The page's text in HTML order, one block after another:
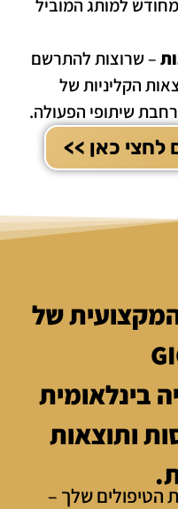
למותג המוביל
– שרוצות להתרשם
הקליניות של
שיתופי הפעולה.
כאן >>
של
בינלאומית
ותוצאות
הטיפולים שלך –